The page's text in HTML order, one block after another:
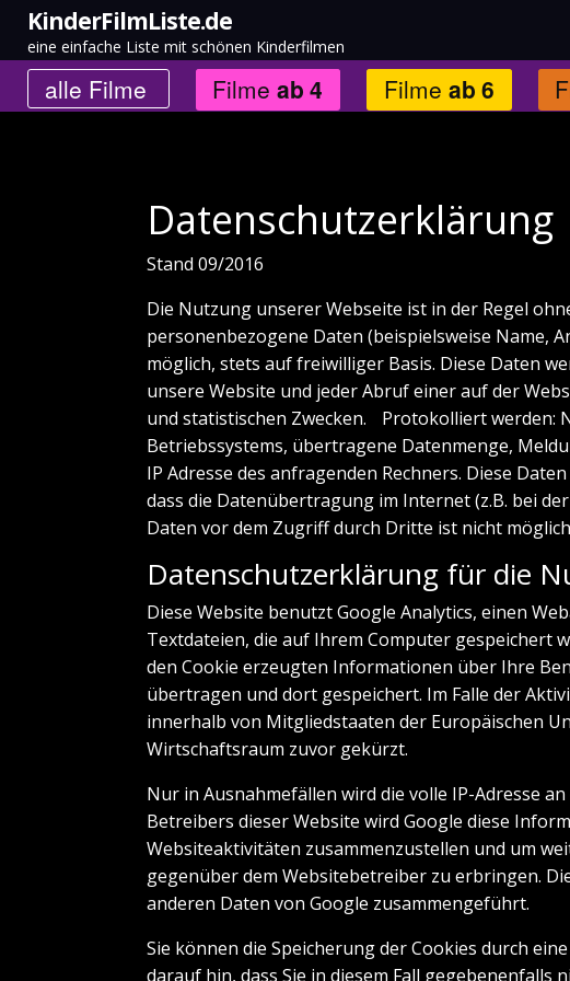
KinderFilmListe.de
eine einfache Liste mit schönen Kinderfilmen
alle Filme Filme ab 4 Filme ab 6
Datenschutzerklärung
Stand 09/2016
Die Nutzung unserer Webseite ist in der Regel
personenbezogene Daten (beispielsweise Name,
möglich, stets auf freiwilliger Basis. Diese Daten
unsere Website und jeder Abruf einer auf der
und statistischen Zwecken. Protokolliert werden:
Betriebssystems, übertragene Datenmenge,
IP Adresse des anfragenden Rechners. Diese
dass die Datenübertragung im Internet (z.B. bei
Daten vor dem Zugriff durch Dritte ist nicht
Datenschutzerklärung für die
Diese Website benutzt Google Analytics, einen
Textdateien, die auf Ihrem Computer gespeichert
den Cookie erzeugten Informationen über Ihre
übertragen und dort gespeichert. Im Falle der
innerhalb von Mitgliedstaaten der Europäischen
Wirtschaftsraum zuvor gekürzt.
Nur in Ausnahmefällen wird die volle IP-Adresse
Betreibers dieser Website wird Google diese
Websiteaktivitäten zusammenzustellen und um
gegenüber dem Websitebetreiber zu erbringen.
anderen Daten von Google zusammengeführt.
Sie können die Speicherung der Cookies durch
darauf hin, dass Sie in diesem Fall